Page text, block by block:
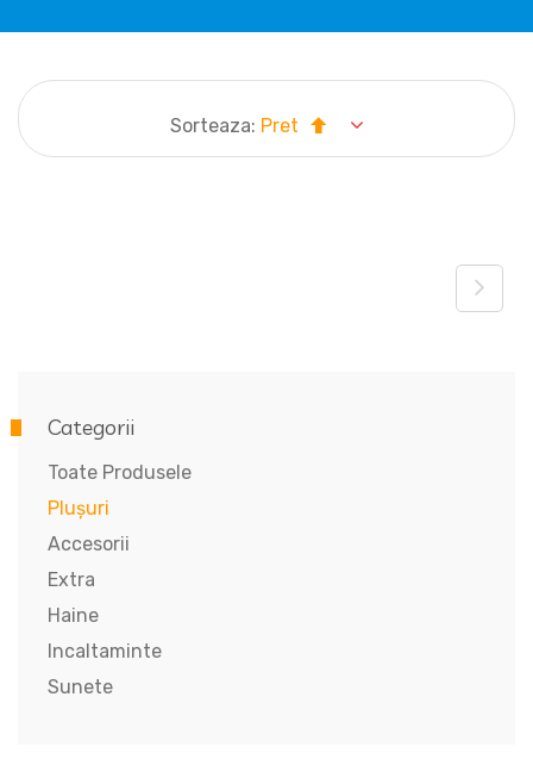
Sorteaza: Pret
Categorii
Toate Produsele
Plușuri
Accesorii
Extra
Haine
Incaltaminte
Sunete